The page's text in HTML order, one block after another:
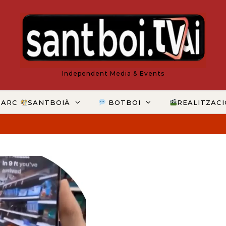
Independent Media & Events
SANTBOIÀ BOTBOI